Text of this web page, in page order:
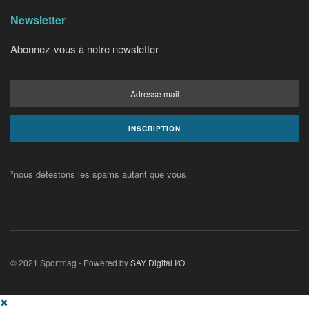
Newsletter
Abonnez-vous à notre newsletter
*nous détestons les spams autant que vous
© 2021 Sportmag - Powered bySAY Digital I/O
✖